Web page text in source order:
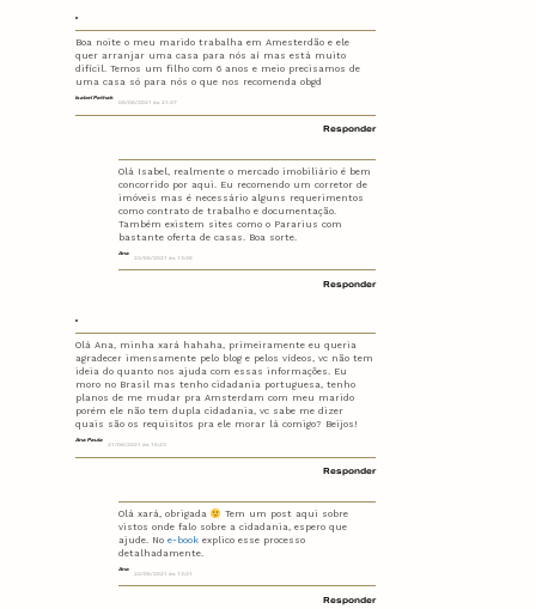
Isabel Pathak
06/06/2021 às 21:37
Boa noite o meu marido trabalha em Amesterdão e ele
quer arranjar uma casa para nós aí mas está muito
difícil. Temos um filho com 6 anos e meio precisamos de
uma casa só para nós o que nos recomenda obgd
Responder
Ana
22/06/2021 às 13:36
Olá Isabel, realmente o mercado imobiliário é bem
concorrido por aqui. Eu recomendo um corretor de
imóveis mas é necessário alguns requerimentos
como contrato de trabalho e documentação.
Também existem sites como o Pararius com
bastante oferta de casas. Boa sorte.
Responder
Ana Paula
21/06/2021 às 16:23
Olá Ana, minha xará hahaha, primeiramente eu queria
agradecer imensamente pelo blog e pelos vídeos, vc não tem
ideia do quanto nos ajuda com essas informações. Eu
moro no Brasil mas tenho cidadania portuguesa, tenho
planos de me mudar pra Amsterdam com meu marido
porém ele não tem dupla cidadania, vc sabe me dizer
quais são os requisitos pra ele morar lá comigo? Beijos!
Responder
Ana
22/06/2021 às 13:31
Olá xará, obrigada
Tem um post aqui sobre
vistos onde falo sobre a cidadania, espero que
ajude. No e-bookexplico esse processo
detalhadamente.
Responder